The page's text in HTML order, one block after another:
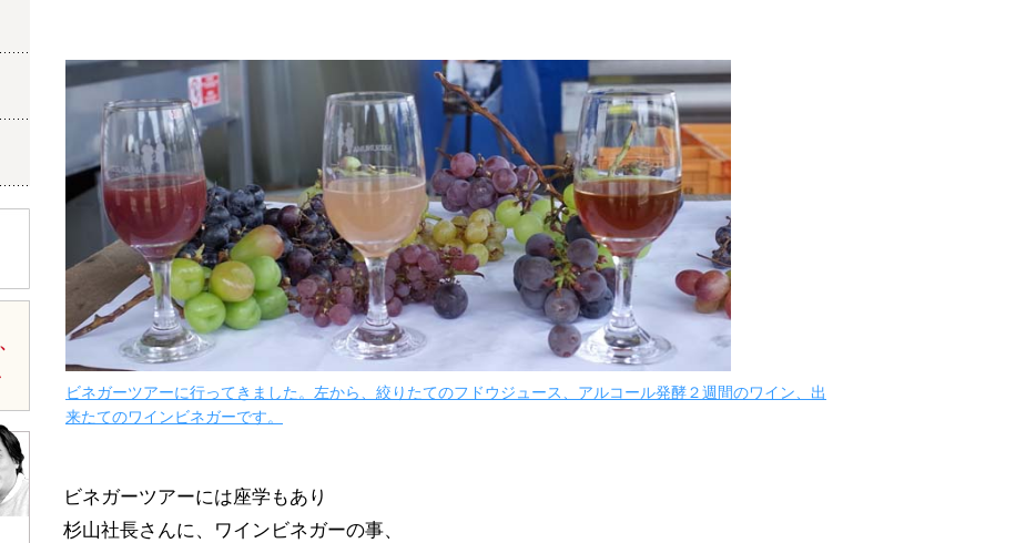
ビネガーツアーに行ってきました。左から、絞りたてのフドウジュース、アルコール発酵２週間のワイン、出
来たてのワインビネガーです。
ビネガーツアーには座学もあり
杉山社長さんに、ワインビネガーの事、